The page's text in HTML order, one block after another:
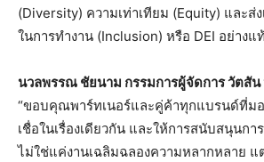
(Diversity) ความเท่าเทียม (Equity) และส่
ในการทำงาน (Inclusion) หรือ DEI อย่างแ
นวลพรรณ ชัยนาม กรรมการผู้จัดการ วัตสัน
“ขอบคุณพาร์ทเนอร์และคู่ค้าทุกแบรนด์ที่ม
เชื่อในเรื่องเดียวกัน และให้การสนับสนุนกา
ไม่ใช่แค่งานเฉลิมฉลองความหลากหลาย แ